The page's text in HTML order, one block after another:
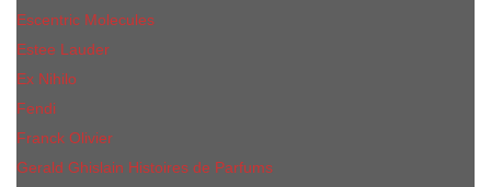
Escentric Molecules
Еsteе Lаudеr
Ex Nihilo
Fendi
Franck Olivier
Gerald Ghislain Histoires de Parfums